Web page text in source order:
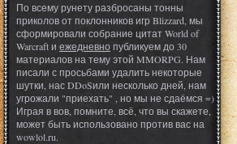
По всему рунету разбросаны тонны
приколов от поклонников игр Blizzard, мы
сформировали собрание цитат World of
Warcraft и ежедневно публикуем до 30
материалов на тему этой MMORPG. Нам
писали с просьбами удалить некоторые
шутки, нас DDoSили несколько дней, нам
угрожали "приехать" , но мы не сдаёмся =)
Играя в вов, помните, всё, что вы скажете,
может быть использовано против вас на
wowlol.ru.